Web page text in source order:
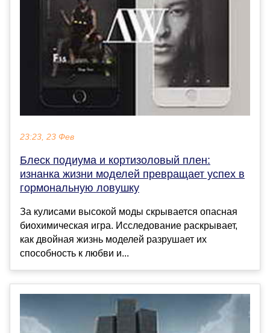
23:23, 23 Фев
Блеск подиума и кортизоловый плен:
изнанка жизни моделей превращает успех в
гормональную ловушку
За кулисами высокой моды скрывается опасная
биохимическая игра. Исследование раскрывает,
как двойная жизнь моделей разрушает их
способность к любви и...